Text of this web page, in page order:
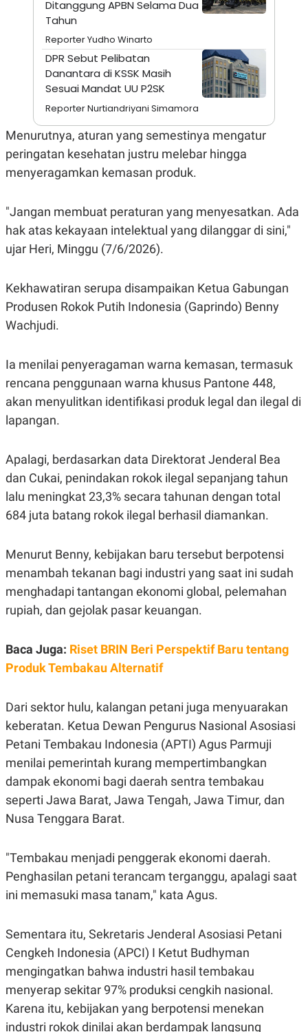
N
L
S
R
KANAL
P
S
A
T
T
I
A
G
E
K
O
N
T
T
I
P
S
JARINGAN
O
T
N
A
C
E
M
Y
R
S
R
E
L
S
E
.
L
A
G
G
A
N
N
E
K
K
I
E
R
J
A
M
T
E
A
R
A
V
T
I
S
N
G
G
M
Ditanggung APBN Selama Dua
Tahun
Reporter Yudho Winarto
DPR Sebut Pelibatan
Danantara di KSSK Masih
Sesuai Mandat UU P2SK
Reporter Nurtiandriyani Simamora
Menurutnya, aturan yang semestinya mengatur
peringatan kesehatan justru melebar hingga
menyeragamkan kemasan produk.
"Jangan membuat peraturan yang menyesatkan. Ada
hak atas kekayaan intelektual yang dilanggar di sini,"
ujar Heri, Minggu (7/6/2026).
Kekhawatiran serupa disampaikan Ketua Gabungan
Produsen Rokok Putih Indonesia (Gaprindo) Benny
Wachjudi.
Ia menilai penyeragaman warna kemasan, termasuk
rencana penggunaan warna khusus Pantone 448,
akan menyulitkan identifikasi produk legal dan ilegal di
lapangan.
Apalagi, berdasarkan data Direktorat Jenderal Bea
dan Cukai, penindakan rokok ilegal sepanjang tahun
lalu meningkat 23,3% secara tahunan dengan total
684 juta batang rokok ilegal berhasil diamankan.
Menurut Benny, kebijakan baru tersebut berpotensi
menambah tekanan bagi industri yang saat ini sudah
menghadapi tantangan ekonomi global, pelemahan
rupiah, dan gejolak pasar keuangan.
Baca Juga: Riset BRIN Beri Perspektif Baru tentang
Produk Tembakau Alternatif
Dari sektor hulu, kalangan petani juga menyuarakan
keberatan. Ketua Dewan Pengurus Nasional Asosiasi
Petani Tembakau Indonesia (APTI) Agus Parmuji
menilai pemerintah kurang mempertimbangkan
dampak ekonomi bagi daerah sentra tembakau
seperti Jawa Barat, Jawa Tengah, Jawa Timur, dan
Nusa Tenggara Barat.
"Tembakau menjadi penggerak ekonomi daerah.
Penghasilan petani terancam terganggu, apalagi saat
ini memasuki masa tanam," kata Agus.
Sementara itu, Sekretaris Jenderal Asosiasi Petani
Cengkeh Indonesia (APCI) I Ketut Budhyman
mengingatkan bahwa industri hasil tembakau
menyerap sekitar 97% produksi cengkih nasional.
Karena itu, kebijakan yang berpotensi menekan
industri rokok dinilai akan berdampak langsung